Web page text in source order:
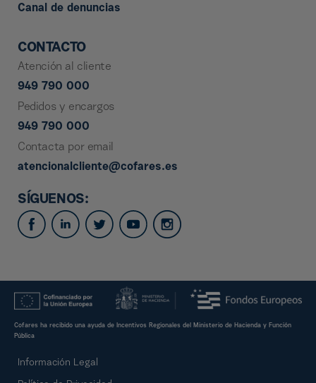
Canal de denuncias
CONTACTO
Atención al cliente
949 790 000
Pedidos y encargos
949 790 000
Contacta por email
atencionalcliente@cofares.es
SÍGUENOS:
Cofares ha recibido una ayuda de Incentivos Regionales del Ministerio de Hacienda y Función
Pública
Información Legal